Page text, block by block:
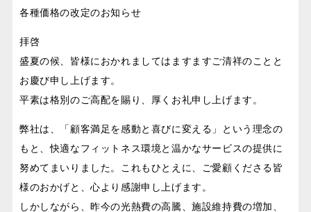
各種価格の改定のお知らせ
拝啓
盛夏の候、皆様におかれましてはますますご清祥のことと
お慶び申し上げます。
平素は格別のご高配を賜り、厚くお礼申し上げます。
弊社は、「顧客満足を感動と喜びに変える」という理念の
もと、快適なフィットネス環境と温かなサービスの提供に
努めてまいりました。これもひとえに、ご愛顧くださる皆
様のおかげと、心より感謝申し上げます。
しかしながら、昨今の光熱費の高騰、施設維持費の増加、